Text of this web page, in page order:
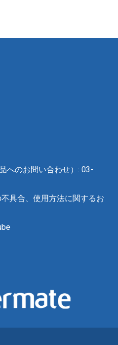
へのお問い合わせ）: 03-
具合、使用方法に関するお